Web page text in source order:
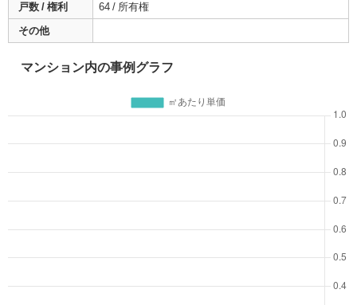
戸数 / 権利 64 / 所有権
その他
マンション内の事例グラフ